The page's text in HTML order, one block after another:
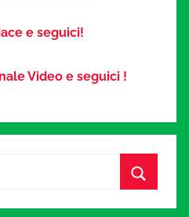
e seguici!
Video e seguici !